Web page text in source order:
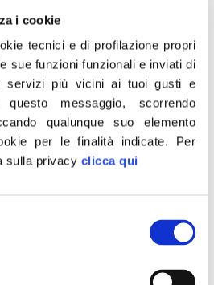
i cookie
tecnici e di profilazione propri
sue funzioni funzionali e inviati di
servizi più vicini ai tuoi gusti e
questo messaggio, scorrendo
qualunque suo elemento
per le finalità indicate. Per
sulla privacy clicca qui
diritti di reimpianto dei
concentrato i
agricoltori attivi
abbiamo dato un
forte al ricambio
delle risorse previste,
diretti in particolare di
da carne e da latte,